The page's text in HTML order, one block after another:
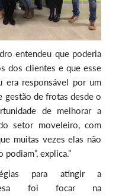
entendeu que poderia
dos clientes e que esse
era responsável por um
gestão de frotas desde o
de melhorar a
setor moveleiro, com
muitas vezes elas não
explica.”
para atingir a
foi focar na